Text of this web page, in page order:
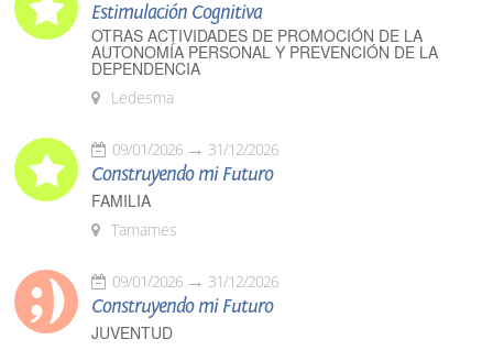
Estimulación Cognitiva
OTRAS ACTIVIDADES DE PROMOCIÓN DE LA
AUTONOMÍA PERSONAL Y PREVENCIÓN DE LA
DEPENDENCIA
Ledesma
09/01/2026 31/12/2026
Construyendo mi Futuro
FAMILIA
Tamames
09/01/2026 31/12/2026
Construyendo mi Futuro
JUVENTUD